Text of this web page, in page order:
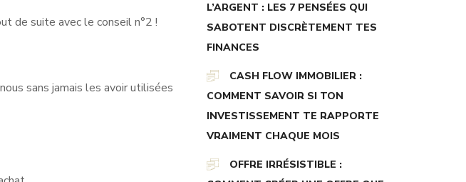
de suite avec le conseil n°2 !
sans jamais les avoir utilisées
L’ARGENT : LES 7 PENSÉES QUI
SABOTENT DISCRÈTEMENT TES
FINANCES
CASH FLOW IMMOBILIER :
COMMENT SAVOIR SI TON
INVESTISSEMENT TE RAPPORTE
VRAIMENT CHAQUE MOIS
OFFRE IRRÉSISTIBLE :